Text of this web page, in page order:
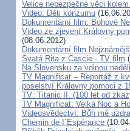
Velice nebezpečné věci
Video: Děti konzumu
Dokumentární film: Bohové
Video ze zjevení Královny
(08.06.2012)
Dokumentární film
Svatá Rita z Cascie - TV film
Na Slovensku za volnou
TV Magnificat – Reportáž z
poselství Královny pomoci z
TV: Titanic II. (100 let od
TV Magnificat: Velká Noc a
Videosvědectví: Bůh mě
Chemin de I´Espérance